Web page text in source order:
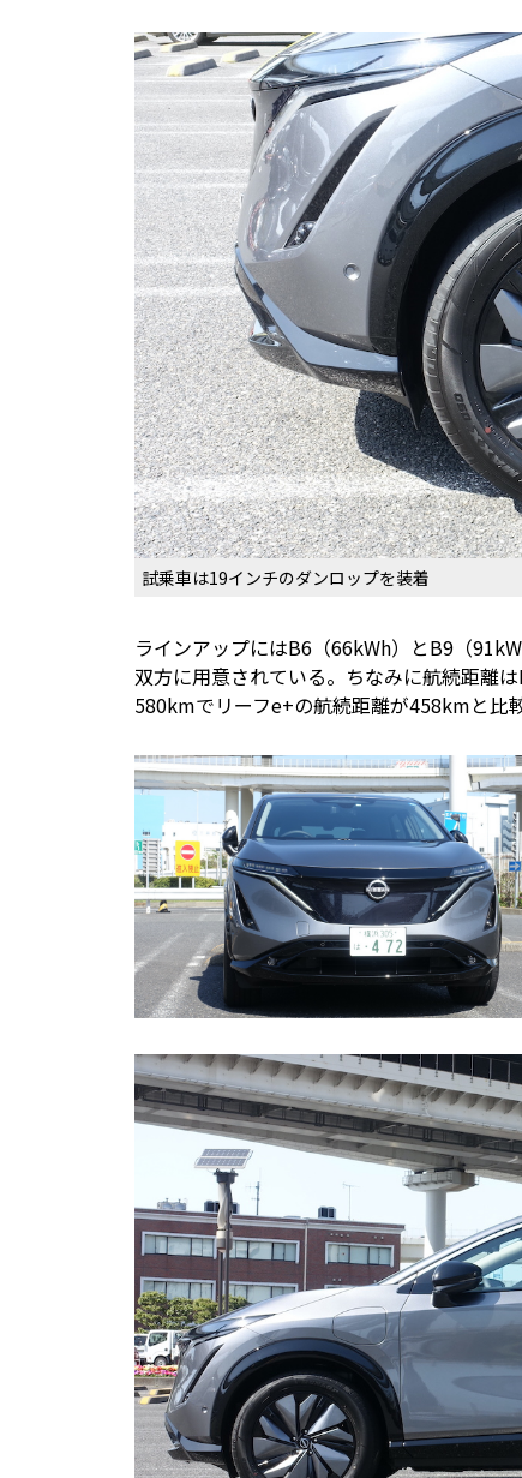
試乗車は19インチのダンロップを装着
ラインアップにはB6（66kWh）とB9（
双方に用意されている。ちなみに航続距離
580kmでリーフe+の航続距離が458kmと比